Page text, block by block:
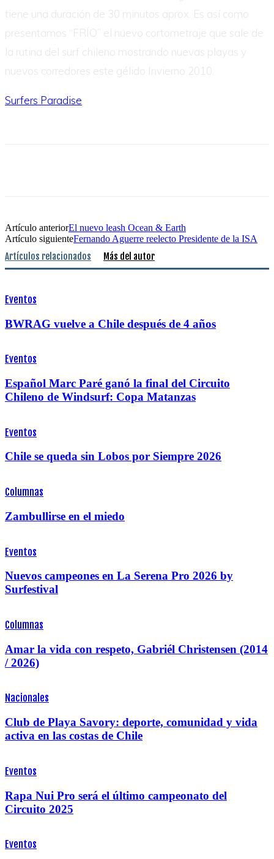
tiene una duración de 30 minutos aprox. Es así como
presentamos “FRÍO” el nuevo cortometraje que sale de
la rutina del surf chileno mostrando nuevas playas y
nuevos corredores este gélido Invierno 2010.
Surfers Paradise
Artículo anteriorEl nuevo leash Ocean & Earth
Artículo siguienteFernando Aguerre reelecto Presidente de la ISA
Artículos relacionados Más del autor
Eventos
BWRAG vuelve a Chile después de 4 años
Eventos
Español Marc Paré ganó la final del Circuito
Chileno de Windsurf: Copa Matanzas
Eventos
Chile se queda sin Lobos por Siempre 2026
Columnas
Zambullirse en el miedo
Eventos
Nuevos campeones en La Serena Pro 2026 by
Surfestival
Columnas
Amar la vida con respeto, Gabriél Christensen (2014
/ 2026)
Nacionales
Club de Playa Savory: deporte, comunidad y vida
activa en las costas de Chile
Eventos
Rapa Nui Pro será el último campeonato del
Circuito 2025
Eventos